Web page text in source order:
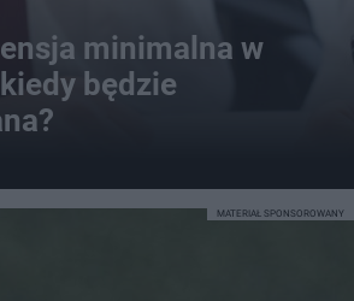
minimalna w
będzie
MATERIAŁ SPONSOROWANY